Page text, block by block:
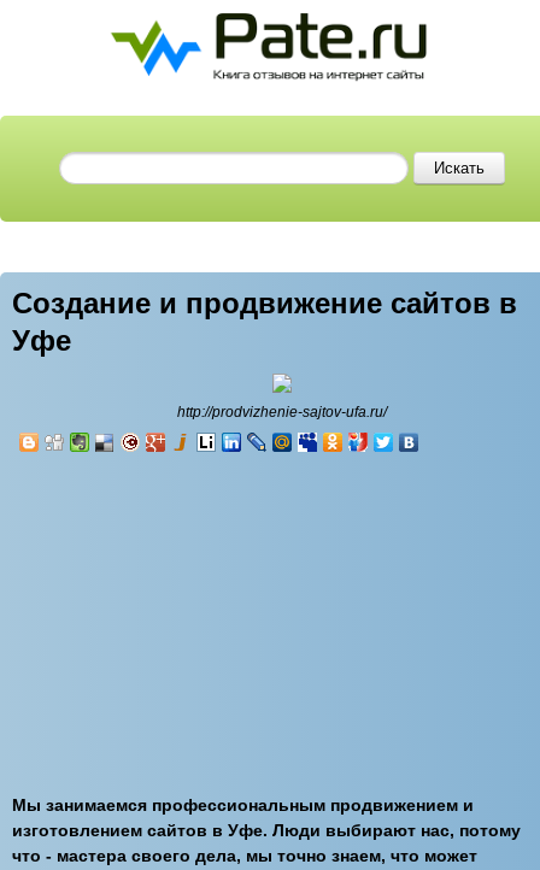
Создание и продвижение сайтов в
Уфе
http://prodvizhenie-sajtov-ufa.ru/
Мы занимаемся профессиональным продвижением и
изготовлением сайтов в Уфе. Люди выбирают нас, потому
что - мастера своего дела, мы точно знаем, что может